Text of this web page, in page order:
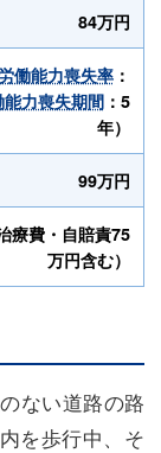
84万円
働能力喪失率：
能力喪失期間：5
年）
99万円
治療費・自賠責75
万円含む）
ない道路の路
を歩行中、そ